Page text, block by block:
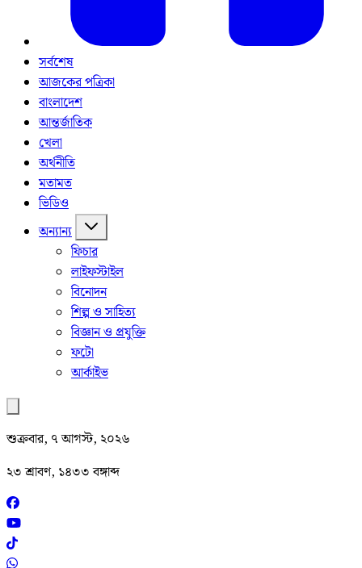
সর্বশেষ
আজকের পত্রিকা
বাংলাদেশ
আন্তর্জাতিক
খেলা
অর্থনীতি
মতামত
ভিডিও
অন্যান্য
ফিচার
লাইফস্টাইল
বিনোদন
শিল্প ও সাহিত্য
বিজ্ঞান ও প্রযুক্তি
ফটো
আর্কাইভ
শুক্রবার, ৭ আগস্ট, ২০২৬
২৩ শ্রাবণ, ১৪৩৩ বঙ্গাব্দ